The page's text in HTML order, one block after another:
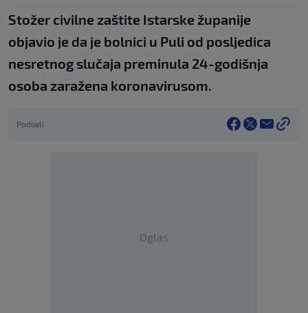
Stožer civilne zaštite Istarske županije
objavio je da je bolnici u Puli od posljedica
nesretnog slučaja preminula 24-godišnja
osoba zaražena koronavirusom.
Podijeli
Oglas